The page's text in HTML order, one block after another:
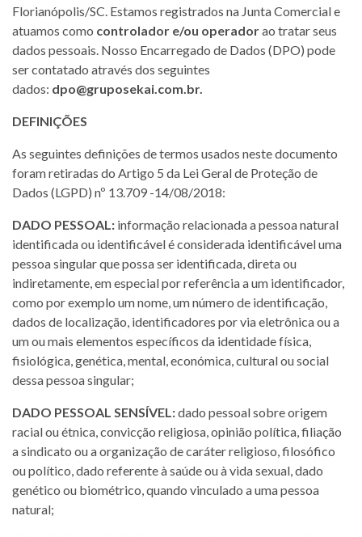
Florianópolis/SC. Estamos registrados na Junta Comercial e
atuamos como controlador e/ou operadorao tratar seus
dados pessoais. Nosso Encarregado de Dados (DPO) pode
ser contatado através dos seguintes
dados: dpo@gruposekai.com.br.
DEFINIÇÕES
As seguintes definições de termos usados neste documento
foram retiradas do Artigo 5 da Lei Geral de Proteção de
Dados (LGPD) nº 13.709 -14/08/2018:
DADO PESSOAL: informação relacionada a pessoa natural
identificada ou identificável é considerada identificável uma
pessoa singular que possa ser identificada, direta ou
indiretamente, em especial por referência a um identificador,
como por exemplo um nome, um número de identificação,
dados de localização, identificadores por via eletrônica ou a
um ou mais elementos específicos da identidade física,
fisiológica, genética, mental, económica, cultural ou social
dessa pessoa singular;
DADO PESSOAL SENSÍVEL:dado pessoal sobre origem
racial ou étnica, convicção religiosa, opinião política, filiação
a sindicato ou a organização de caráter religioso, filosófico
ou político, dado referente à saúde ou à vida sexual, dado
genético ou biométrico, quando vinculado a uma pessoa
natural;